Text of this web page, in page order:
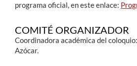
programa oficial, en este enlace:
COMITÉ ORGANIZADOR
Coordinadora académica del
Azócar.